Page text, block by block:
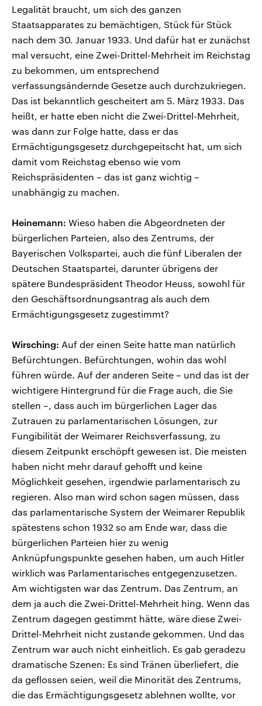
Legalität braucht, um sich des ganzen
Staatsapparates zu bemächtigen, Stück für Stück
nach dem 30. Januar 1933. Und dafür hat er zunächst
mal versucht, eine Zwei-Drittel-Mehrheit im Reichstag
zu bekommen, um entsprechend
verfassungsändernde Gesetze auch durchzukriegen.
Das ist bekanntlich gescheitert am 5. März 1933. Das
heißt, er hatte eben nicht die Zwei-Drittel-Mehrheit,
was dann zur Folge hatte, dass er das
Ermächtigungsgesetz durchgepeitscht hat, um sich
damit vom Reichstag ebenso wie vom
Reichspräsidenten – das ist ganz wichtig –
unabhängig zu machen.
Heinemann: Wieso haben die Abgeordneten der
bürgerlichen Parteien, also des Zentrums, der
Bayerischen Volkspartei, auch die fünf Liberalen der
Deutschen Staatspartei, darunter übrigens der
spätere Bundespräsident Theodor Heuss, sowohl für
den Geschäftsordnungsantrag als auch dem
Ermächtigungsgesetz zugestimmt?
Wirsching: Auf der einen Seite hatte man natürlich
Befürchtungen. Befürchtungen, wohin das wohl
führen würde. Auf der anderen Seite – und das ist der
wichtigere Hintergrund für die Frage auch, die Sie
stellen –, dass auch im bürgerlichen Lager das
Zutrauen zu parlamentarischen Lösungen, zur
Fungibilität der Weimarer Reichsverfassung, zu
diesem Zeitpunkt erschöpft gewesen ist. Die meisten
haben nicht mehr darauf gehofft und keine
Möglichkeit gesehen, irgendwie parlamentarisch zu
regieren. Also man wird schon sagen müssen, dass
das parlamentarische System der Weimarer Republik
spätestens schon 1932 so am Ende war, dass die
bürgerlichen Parteien hier zu wenig
Anknüpfungspunkte gesehen haben, um auch Hitler
wirklich was Parlamentarisches entgegenzusetzen.
Am wichtigsten war das Zentrum. Das Zentrum, an
dem ja auch die Zwei-Drittel-Mehrheit hing. Wenn das
Zentrum dagegen gestimmt hätte, wäre diese Zwei-
Drittel-Mehrheit nicht zustande gekommen. Und das
Zentrum war auch nicht einheitlich. Es gab geradezu
dramatische Szenen: Es sind Tränen überliefert, die
da geflossen seien, weil die Minorität des Zentrums,
die das Ermächtigungsgesetz ablehnen wollte, vor